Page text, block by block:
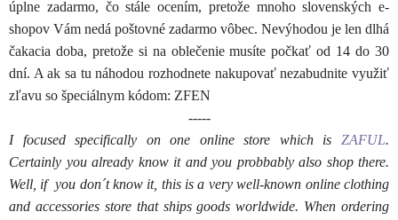
úplne zadarmo, čo stále ocením, pretože mnoho slovenských e-
shopov Vám nedá poštovné zadarmo vôbec. Nevýhodou je len dlhá
čakacia doba, pretože si na oblečenie musíte počkať od 14 do 30
dní. A ak sa tu náhodou rozhodnete nakupovať nezabudnite využiť
zľavu so špeciálnym kódom: ZFEN
-----
I focused specifically on one online store which is ZAFUL.
Certainly you already know it and you probbably also shop there.
Well, if you don´t know it, this is a very well-known online clothing
and accessories store that ships goods worldwide. When ordering